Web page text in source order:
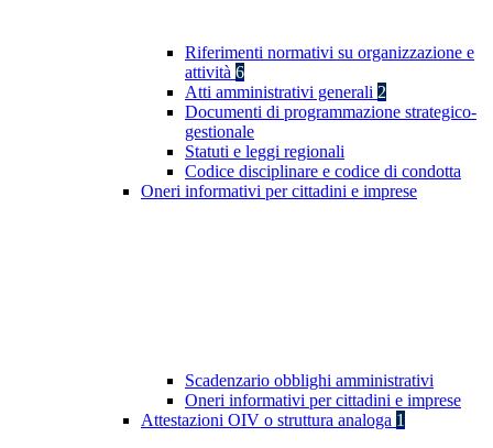
Riferimenti normativi su organizzazione e
attività 6
Atti amministrativi generali 2
Documenti di programmazione strategico-
gestionale
Statuti e leggi regionali
Codice disciplinare e codice di condotta
Oneri informativi per cittadini e imprese
Scadenzario obblighi amministrativi
Oneri informativi per cittadini e imprese
Attestazioni OIV o struttura analoga 1